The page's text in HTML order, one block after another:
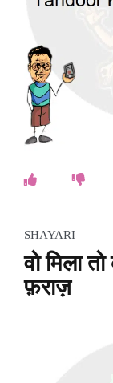
SHAYARI
वो मिला
फ़राज़